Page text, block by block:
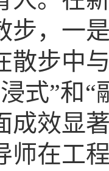
步，一
散步中
式”和
成效显
师在工